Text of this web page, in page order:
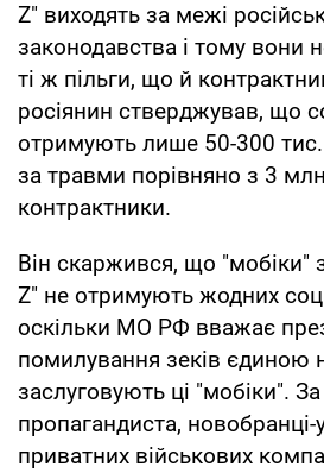
Z" виходять за межі
законодавства і тому вони
ті ж пільги, що й
росіянин стверджував, що
отримують лише 50-300 тис.
за травми порівняно з 3
контрактники.
Він скаржився, що "мобіки"
Z" не отримують жодних
оскільки МО РФ вважає
помилування зеків єдиною
заслуговують ці "мобіки".
пропагандиста, новобранці-
приватних військових